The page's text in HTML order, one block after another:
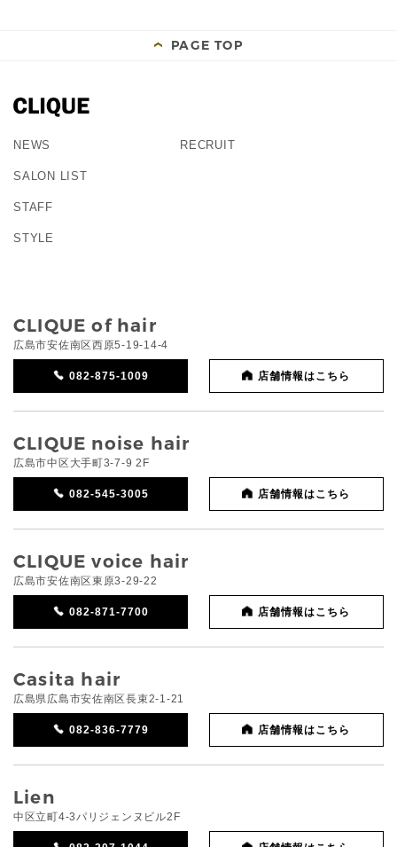
PAGE TOP
NEWS
SALON LIST
STAFF
STYLE
RECRUIT
CLIQUE of hair
広島市安佐南区西原5-19-14-4
082-875-1009 店舗情報はこちら
CLIQUE noise hair
広島市中区大手町3-7-9 2F
082-545-3005 店舗情報はこちら
CLIQUE voice hair
広島市安佐南区東原3-29-22
082-871-7700 店舗情報はこちら
Casita hair
広島県広島市安佐南区長束2-1-21
082-836-7779 店舗情報はこちら
Lien
中区立町4-3パリジェンヌビル2F